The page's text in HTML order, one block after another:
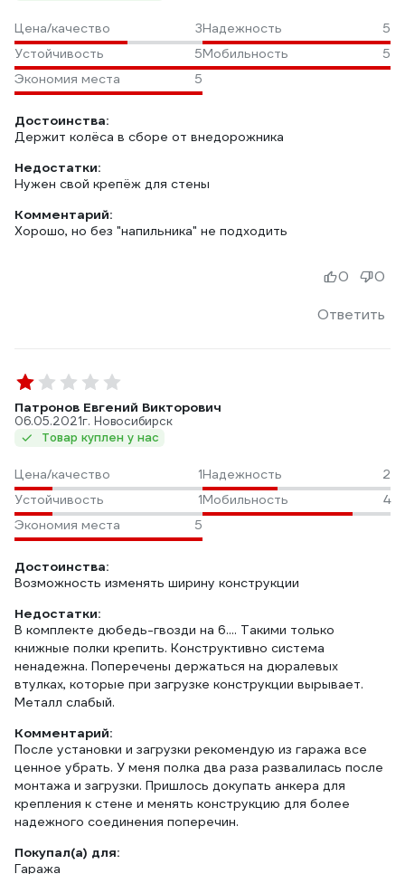
Цена/качество 3Надежность
5
Устойчивость
5Мобильность
5
Экономия места
5
Достоинства:
Держит колёса в сборе от внедорожника
Недостатки:
Нужен свой крепёж для стены
Комментарий:
Хорошо, но без "напильника" не подходить
Ответить
0 0
Патронов Евгений Викторович
06.05.2021г. Новосибирск
Товар куплен у нас
Цена/качество 1Надежность
2
Устойчивость
1Мобильность
4
Экономия места
5
Достоинства:
Возможность изменять ширину конструкции
Недостатки:
В комплекте дюбедь-гвозди на 6.... Такими только
книжные полки крепить. Конструктивно система
ненадежна. Поперечены держаться на дюралевых
втулках, которые при загрузке конструкции вырывает.
Металл слабый.
Комментарий:
После установки и загрузки рекомендую из гаража все
ценное убрать. У меня полка два раза развалилась после
монтажа и загрузки. Пришлось докупать анкера для
крепления к стене и менять конструкцию для более
надежного соединения поперечин.
Покупал(а) для:
Гаража